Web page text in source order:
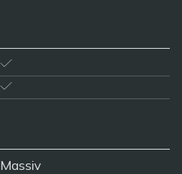
Massiv